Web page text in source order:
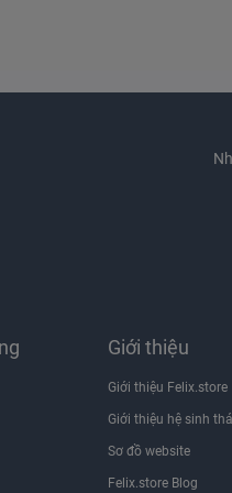
dân dụng Kosmen KM-60S
Giới thiệu
Giới thiệu Felix.store
Giới thiệu hệ sinh
Sơ đồ website
Felix.store Blog